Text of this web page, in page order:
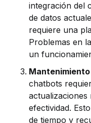
integración del
de datos
requiere una
Problemas en
un
chatbots
efectividad.
de tiempo y